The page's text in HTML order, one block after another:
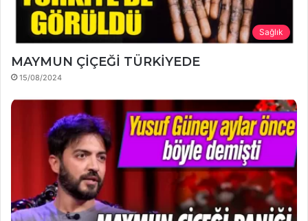
Sağlık
MAYMUN ÇİÇEĞİ TÜRKİYEDE
15/08/2024